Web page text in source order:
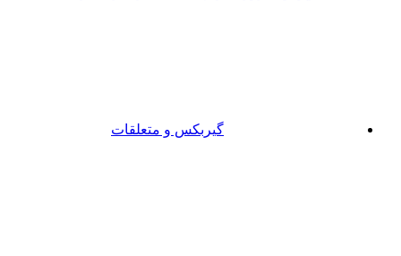
گیربکس و متعلقات